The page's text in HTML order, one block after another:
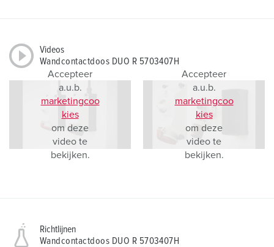
Videos
Wandcontactdoos DUO R 5703407H
Accepteer
a.u.b.
marketingcoo
kies
om deze
video te
bekijken.
Accepteer
a.u.b.
marketingcoo
kies
om deze
video te
bekijken.
Richtlijnen
Wandcontactdoos DUO R 5703407H